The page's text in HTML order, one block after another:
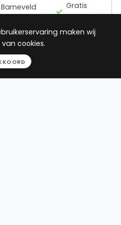
Barneveld
Gratis
gesprek
Binnen 24
Pro deo
maken wij
cookies.